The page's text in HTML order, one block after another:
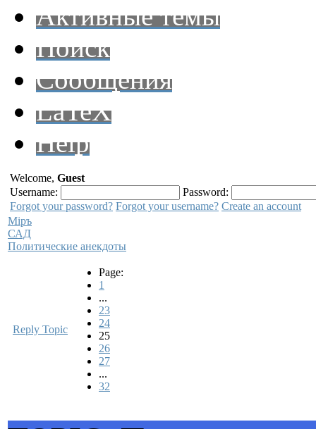
Активные темы
Поиск
Сообщения
LaTeX
Help
Welcome, Guest
Username:
Password:
Forgot your password? Forgot your username? Create an account
Мiръ
САД
Политические анекдоты
Reply Topic
Page:
1
...
23
24
25
26
27
...
32